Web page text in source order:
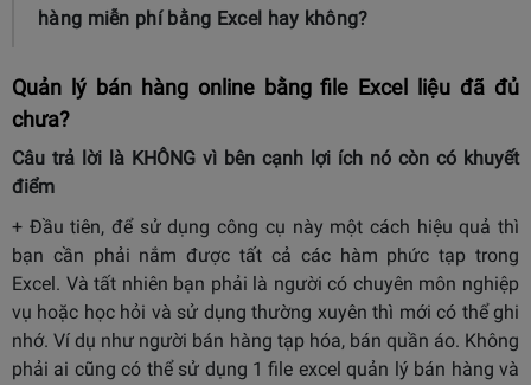
hàng miễn phí bằng Excel hay không?
Quản lý bán hàng online bằng file Excel liệu đã đủ
chưa?
Câu trả lời là KHÔNG vì bên cạnh lợi ích nó còn có khuyết
điểm
+ Đầu tiên, để sử dụng công cụ này một cách hiệu quả thì
bạn cần phải nắm được tất cả các hàm phức tạp trong
Excel. Và tất nhiên bạn phải là người có chuyên môn nghiệp
vụ hoặc học hỏi và sử dụng thường xuyên thì mới có thể ghi
nhớ. Ví dụ như người bán hàng tạp hóa, bán quần áo. Không
phải ai cũng có thể sử dụng 1 file excel quản lý bán hàng và